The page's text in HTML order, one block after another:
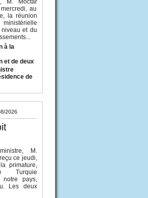
M. Moctar
au
la réunion
et du
à la
et de deux
de
2026
M.
ce jeudi,
primature,
Turquie
notre pays,
Les deux